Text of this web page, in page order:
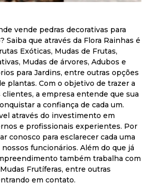
vende pedras decorativas para
Saiba que através da Flora Rainhas é
Exóticas, Mudas de Frutas,
Mudas de árvores, Adubos e
para Jardins, entre outras opções
plantas. Com o objetivo de trazer a
clientes, a empresa entende que sua
a confiança de cada um.
através do investimento em
e profissionais experientes. Por
conosco para esclarecer cada uma
funcionários. Além do que já
também trabalha com
Frutíferas, entre outras
em contato.